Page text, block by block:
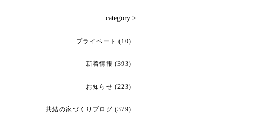
category >
プライベート (10)
新着情報 (393)
お知らせ (223)
共結の家づくりブログ (379)